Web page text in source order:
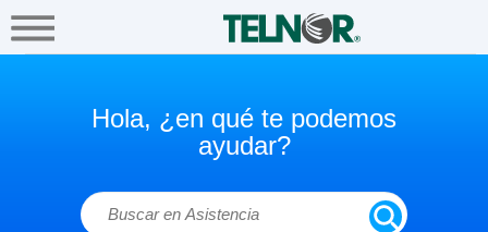
Hogar Empresa
A+
Hola, ¿en qué te podemos
ayudar?